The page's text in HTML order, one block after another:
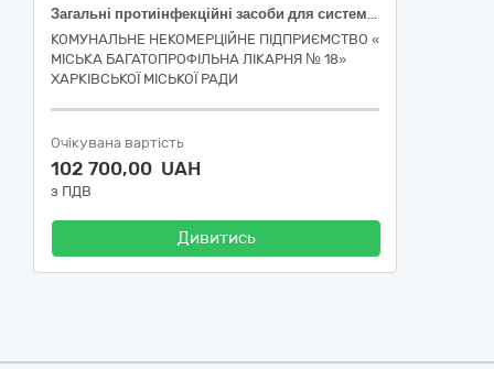
Загальні протиінфекційні засоби для системного застосування, вакцини, антинеопластичні засоби та імуномодулятори
КОМУНАЛЬНЕ НЕКОМЕРЦІЙНЕ ПІДПРИЄМСТВО «
МІСЬКА БАГАТОПРОФІЛЬНА ЛІКАРНЯ № 18»
ХАРКІВСЬКОЇ МІСЬКОЇ РАДИ
Очікувана вартість
102 700,00 UAH
з ПДВ
Дивитись